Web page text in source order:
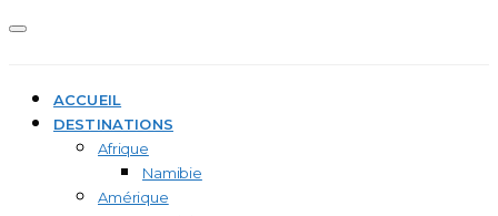
ACCUEIL
DESTINATIONS
Afrique
Namibie
Amérique